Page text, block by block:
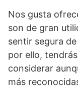
Nos gusta
son de gran
sentir segura
por ello,
considerar
más